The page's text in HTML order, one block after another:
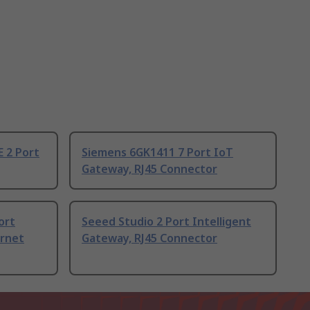
2 Port
Siemens 6GK1411 7 Port IoT
Gateway, RJ45 Connector
Seeed Studio 2 Port Intelligent
Gateway, RJ45 Connector